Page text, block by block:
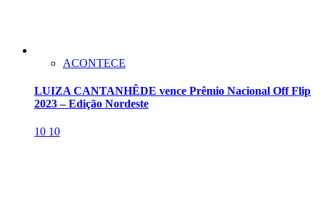
ACONTECE
LUIZA CANTANHÊDE vence Prêmio Nacional Off Flip
2023 – Edição Nordeste
10 10